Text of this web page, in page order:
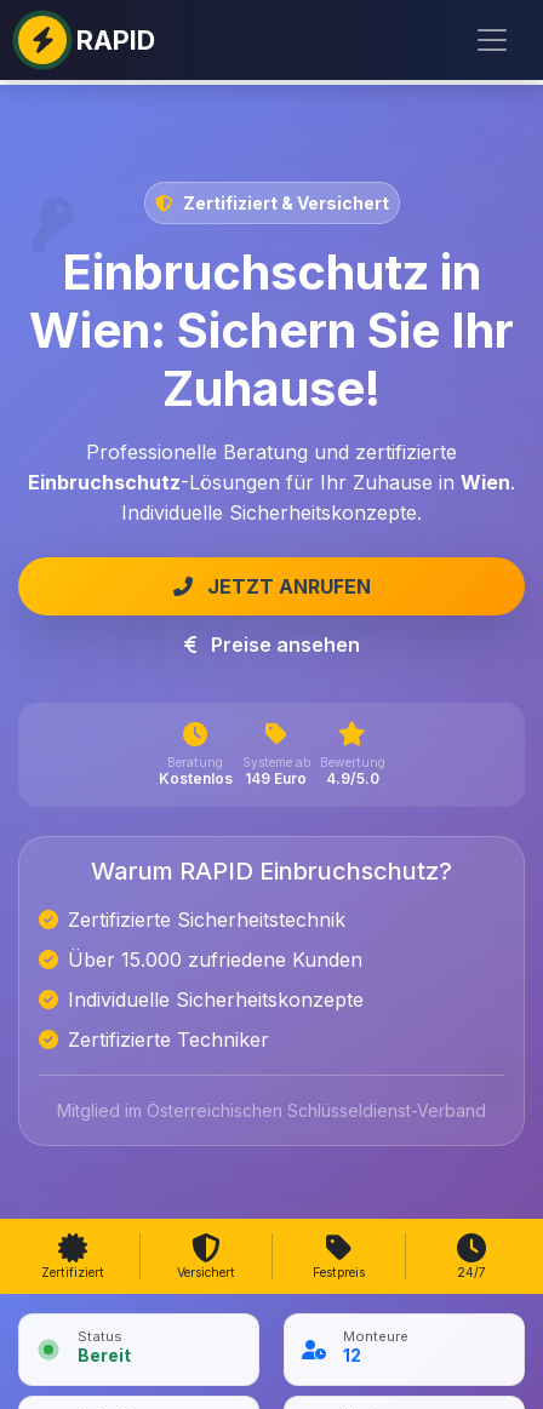
RAPID
Zertifiziert & Versichert
Einbruchschutz in
Wien: Sichern Sie Ihr
Zuhause!
Professionelle Beratung und zertifizierte
Einbruchschutz-Lösungen für Ihr Zuhause in Wien.
Individuelle Sicherheitskonzepte.
JETZT ANRUFEN
Preise ansehen
Beratung
Kostenlos
Systeme ab
149 Euro
Bewertung
4.9/5.0
Warum RAPID Einbruchschutz?
Zertifizierte Sicherheitstechnik
Über 15.000 zufriedene Kunden
Individuelle Sicherheitskonzepte
Zertifizierte Techniker
Mitglied im Österreichischen Schlüsseldienst-Verband
Zertifiziert Versichert Festpreis 24/7
Status
Bereit
Monteure
12